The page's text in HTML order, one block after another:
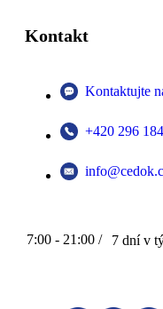
Kontakt
Kontaktujte
+420 296
7:00 - 21:00 / 7 dní v